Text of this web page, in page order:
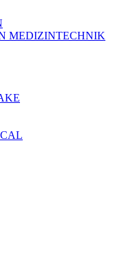
MEDIZINTECHNIK